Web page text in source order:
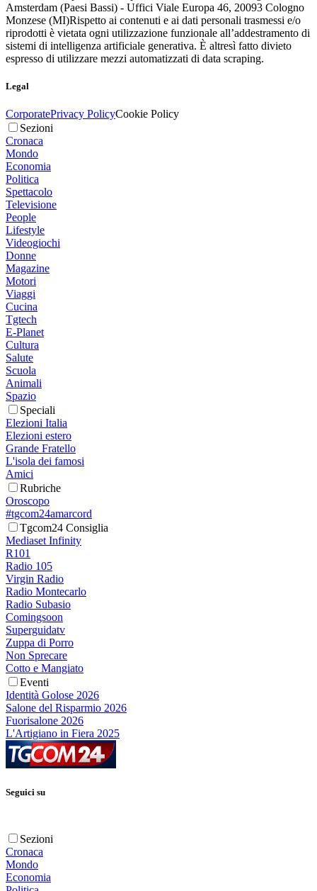
Amsterdam (Paesi Bassi) - Uffici Viale Europa 46, 20093 Cologno
Monzese (MI)Rispetto ai contenuti e ai dati personali trasmessi e/o
riprodotti è vietata ogni utilizzazione funzionale all’addestramento di
sistemi di intelligenza artificiale generativa. È altresì fatto divieto
espresso di utilizzare mezzi automatizzati di data scraping.
Legal
CorporatePrivacy PolicyCookie Policy
Sezioni
Cronaca
Mondo
Economia
Politica
Spettacolo
Televisione
People
Lifestyle
Videogiochi
Donne
Magazine
Motori
Viaggi
Cucina
Tgtech
E-Planet
Cultura
Salute
Scuola
Animali
Spazio
Speciali
Elezioni Italia
Elezioni estero
Grande Fratello
L'isola dei famosi
Amici
Rubriche
Oroscopo
#tgcom24amarcord
Tgcom24 Consiglia
Mediaset Infinity
R101
Radio 105
Virgin Radio
Radio Montecarlo
Radio Subasio
Comingsoon
Superguidatv
Zuppa di Porro
Non Sprecare
Cotto e Mangiato
Eventi
Identità Golose 2026
Salone del Risparmio 2026
Fuorisalone 2026
L'Artigiano in Fiera 2025
Seguici su
Sezioni
Cronaca
Mondo
Economia